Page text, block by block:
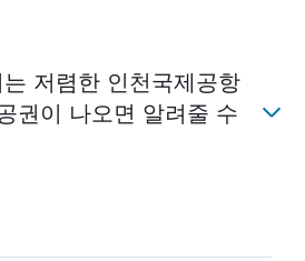
저렴한 인천국제공항​
권이 나오면 알려줄 수